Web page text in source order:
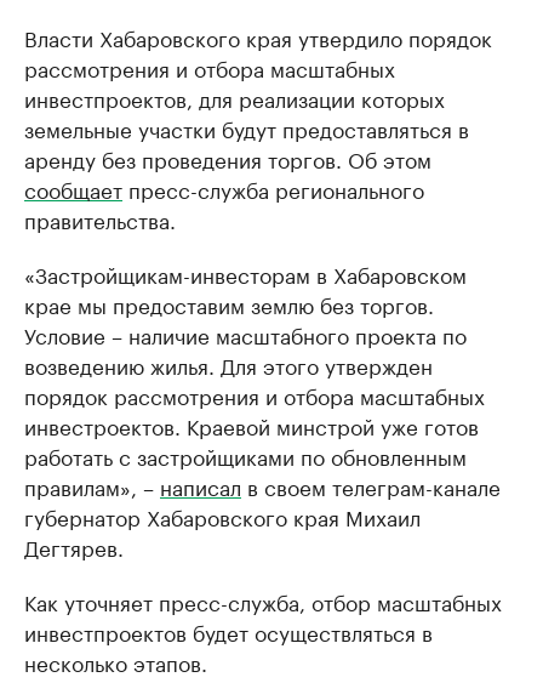
Власти Хабаровского края утвердило порядок
рассмотрения и отбора масштабных
инвестпроектов, для реализации которых
земельные участки будут предоставляться в
аренду без проведения торгов. Об этом
сообщает пресс-служба регионального
правительства.
«Застройщикам-инвесторам в Хабаровском
крае мы предоставим землю без торгов.
Условие – наличие масштабного проекта по
возведению жилья. Для этого утвержден
порядок рассмотрения и отбора масштабных
инвестроектов. Краевой минстрой уже готов
работать с застройщиками по обновленным
правилам», – написал в своем телеграм-канале
губернатор Хабаровского края Михаил
Дегтярев.
Как уточняет пресс-служба, отбор масштабных
инвестпроектов будет осуществляться в
несколько этапов.